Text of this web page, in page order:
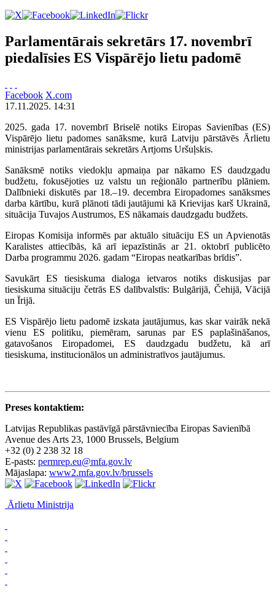
Parlamentārais sekretārs 17. novembrī
piedalīsies ES Vispārējo lietu padomē
Facebook X.com
17.11.2025. 14:31
2025. gada 17. novembrī Briselē notiks Eiropas Savienības (ES)
Vispārējo lietu padomes sanāksme, kurā Latviju pārstāvēs Ārlietu
ministrijas parlamentārais sekretārs Artjoms Uršuļskis.
Sanāksmē notiks viedokļu apmaiņa par nākamo ES daudzgadu
budžetu, fokusējoties uz valstu un reģionālo partnerību plāniem.
Dalībnieki diskutēs par 18.–19. decembra Eiropadomes sanāksmes
darba kārtību, kurā plānoti tādi jautājumi kā Krievijas karš Ukrainā,
situācija Tuvajos Austrumos, ES nākamais daudzgadu budžets.
Eiropas Komisija informēs par aktuālo situāciju ES un Apvienotās
Karalistes attiecībās, kā arī iepazīstinās ar 21. oktobrī publicēto
Darba programmu 2026. gadam “Eiropas neatkarības brīdis”.
Savukārt ES tiesiskuma dialoga ietvaros notiks diskusijas par
tiesiskuma situāciju četrās ES dalībvalstīs: Bulgārijā, Čehijā, Vācijā
un Īrijā.
ES Vispārējo lietu padomē izskata jautājumus, kas skar vairāk nekā
vienu ES politiku, piemēram, sarunas par ES paplašināšanos,
gatavošanos Eiropadomei, ES daudzgadu budžetu, kā arī
tiesiskuma, institucionālos un administratīvos jautājumus.
Preses kontaktiem:
Latvijas Republikas pastāvīgā pārstāvniecība Eiropas Savienībā
Avenue des Arts 23, 1000 Brussels, Belgium
+32 (0) 2 238 32 18
E-pasts: permrep.eu@mfa.gov.lv
Mājaslapa: www2.mfa.gov.lv/brussels
Ārlietu Ministrija